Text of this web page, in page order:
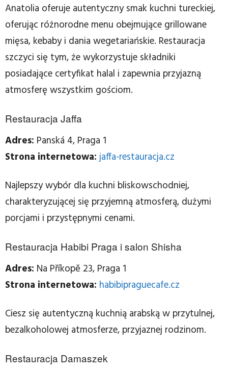
Anatolia oferuje autentyczny smak kuchni tureckiej,
oferując różnorodne menu obejmujące grillowane
mięsa, kebaby i dania wegetariańskie. Restauracja
szczyci się tym, że wykorzystuje składniki
posiadające certyfikat halal i zapewnia przyjazną
atmosferę wszystkim gościom.
Restauracja Jaffa
Adres: Panská 4, Praga 1
Strona internetowa: jaffa-restauracja.cz
Najlepszy wybór dla kuchni bliskowschodniej,
charakteryzującej się przyjemną atmosferą, dużymi
porcjami i przystępnymi cenami.
Restauracja Habibi Praga i salon Shisha
Adres: Na Příkopě 23, Praga 1
Strona internetowa: habibipraguecafe.cz
Ciesz się autentyczną kuchnią arabską w przytulnej,
bezalkoholowej atmosferze, przyjaznej rodzinom.
Restauracja Damaszek